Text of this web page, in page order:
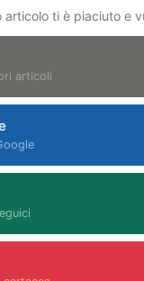
articolo ti è piaciuto e
articoli